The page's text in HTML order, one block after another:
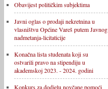
Obavijest političkim subjektima
Javni oglas o prodaji nekretnina u
vlasništvu Općine Vareš putem Javnog
nadmetanja-licitaticije
Konačna lista studenata koji su
ostvarili pravo na stipendiju u
akademskoj 2023. - 2024. godini
Konkurs za dodjelu novčane pomoći